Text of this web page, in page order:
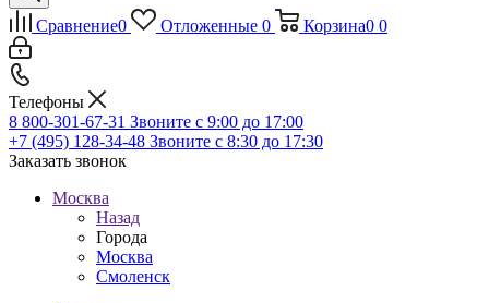
Сравнение0 Отложенные 0 Корзина0 0
Телефоны
8 800-301-67-31 Звоните с 9:00 до 17:00
+7 (495) 128-34-48 Звоните с 8:30 до 17:30
Заказать звонок
Москва
Назад
Города
Москва
Смоленск